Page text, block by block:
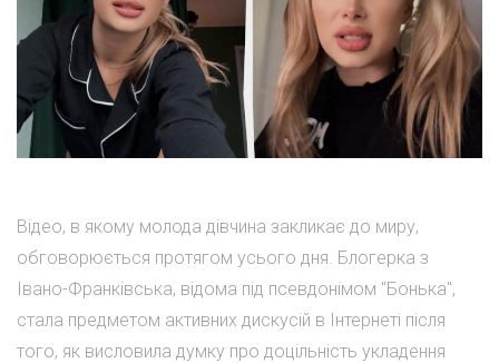
Відео, в якому молода дівчина закликає до миру,
обговорюється протягом усього дня. Блогерка з
Івано-Франківська, відома під псевдонімом "Бонька",
стала предметом активних дискусій в Інтернеті після
того, як висловила думку про доцільність укладення